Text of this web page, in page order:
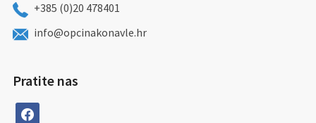
+385 (0)20 478401
info@opcinakonavle.hr
Pratite nas
facebook